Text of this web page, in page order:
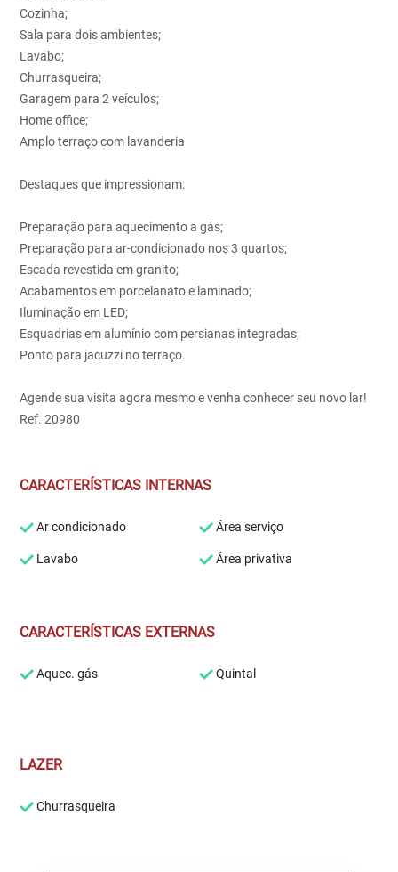
Cozinha;
Sala para dois ambientes;
Lavabo;
Churrasqueira;
Garagem para 2 veículos;
Home office;
Amplo terraço com lavanderia
Destaques que impressionam:
Preparação para aquecimento a gás;
Preparação para ar-condicionado nos 3 quartos;
Escada revestida em granito;
Acabamentos em porcelanato e laminado;
Iluminação em LED;
Esquadrias em alumínio com persianas integradas;
Ponto para jacuzzi no terraço.
Agende sua visita agora mesmo e venha conhecer seu novo lar!
Ref. 20980
CARACTERÍSTICAS INTERNAS
Ar condicionado Área serviço
Lavabo Área privativa
CARACTERÍSTICAS EXTERNAS
Aquec. gás Quintal
LAZER
Churrasqueira